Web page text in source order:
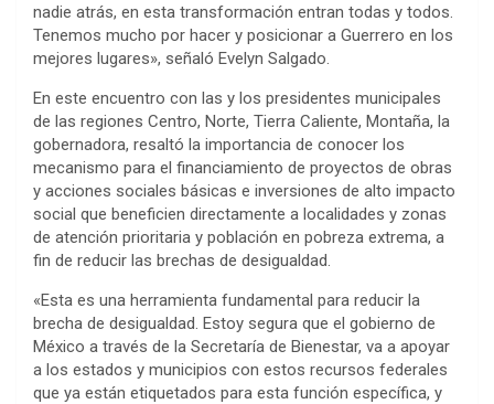
nadie atrás, en esta transformación entran todas y todos.
Tenemos mucho por hacer y posicionar a Guerrero en los
mejores lugares», señaló Evelyn Salgado.
En este encuentro con las y los presidentes municipales
de las regiones Centro, Norte, Tierra Caliente, Montaña, la
gobernadora, resaltó la importancia de conocer los
mecanismo para el financiamiento de proyectos de obras
y acciones sociales básicas e inversiones de alto impacto
social que beneficien directamente a localidades y zonas
de atención prioritaria y población en pobreza extrema, a
fin de reducir las brechas de desigualdad.
«Esta es una herramienta fundamental para reducir la
brecha de desigualdad. Estoy segura que el gobierno de
México a través de la Secretaría de Bienestar, va a apoyar
a los estados y municipios con estos recursos federales
que ya están etiquetados para esta función específica, y